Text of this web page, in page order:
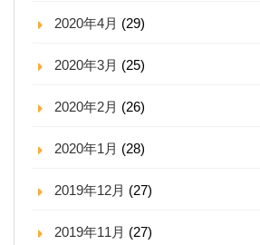
2020年4月 (29)
2020年3月 (25)
2020年2月 (26)
2020年1月 (28)
2019年12月 (27)
2019年11月 (27)